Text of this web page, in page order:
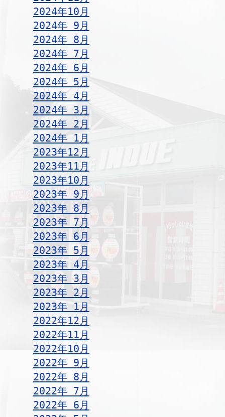
2024年10月
2024年 9月
2024年 8月
2024年 7月
2024年 6月
2024年 5月
2024年 4月
2024年 3月
2024年 2月
2024年 1月
2023年12月
2023年11月
2023年10月
2023年 9月
2023年 8月
2023年 7月
2023年 6月
2023年 5月
2023年 4月
2023年 3月
2023年 2月
2023年 1月
2022年12月
2022年11月
2022年10月
2022年 9月
2022年 8月
2022年 7月
2022年 6月